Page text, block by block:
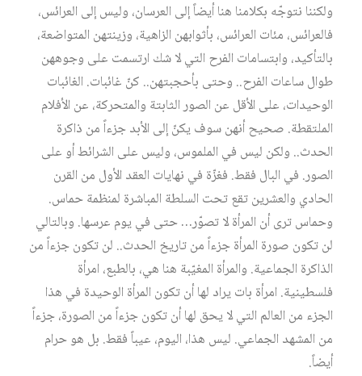
ولكننا نتوجّه بكلامنا هنا أيضاً إلى العرسان، وليس إلى العرائس،
فالعرائس، مئات العرائس، بأثوابهن الزاهية، وزينتهن المتواضعة،
بالتأكيد، وابتسامات الفرح التي لا شك ارتسمت على وجوههن
طوال ساعات الفرح.. وحتى بأحجبتهن.. كنّ غائبات. الغائبات
الوحيدات، على الأقل عن الصور الثابتة والمتحركة، عن الأفلام
الملتقطة. صحيح أنهن سوف يكنّ إلى الأبد جزءاً من ذاكرة
الحدث.. ولكن ليس في الملموس، وليس على الشرائط أو على
الصور. في البال فقط. فغزّة في نهايات العقد الأول من القرن
الحادي والعشرين تقع تحت السلطة المباشرة لمنظمة حماس.
وحماس ترى أن المرأة لا تصوّر… حتى في يوم عرسها. وبالتالي
لن تكون صورة المرأة جزءاً من تاريخ الحدث.. لن تكون جزءاً من
الذاكرة الجماعية. والمرأة المغيّبة هنا هي، بالطبع، امرأة
فلسطينية. امرأة بات يراد لها أن تكون المرأة الوحيدة في هذا
الجزء من العالم التي لا يحق لها أن تكون جزءاً من الصورة، جزءاً
من المشهد الجماعي. ليس هذا، اليوم، عيباً فقط. بل هو حرام
أيضاً.